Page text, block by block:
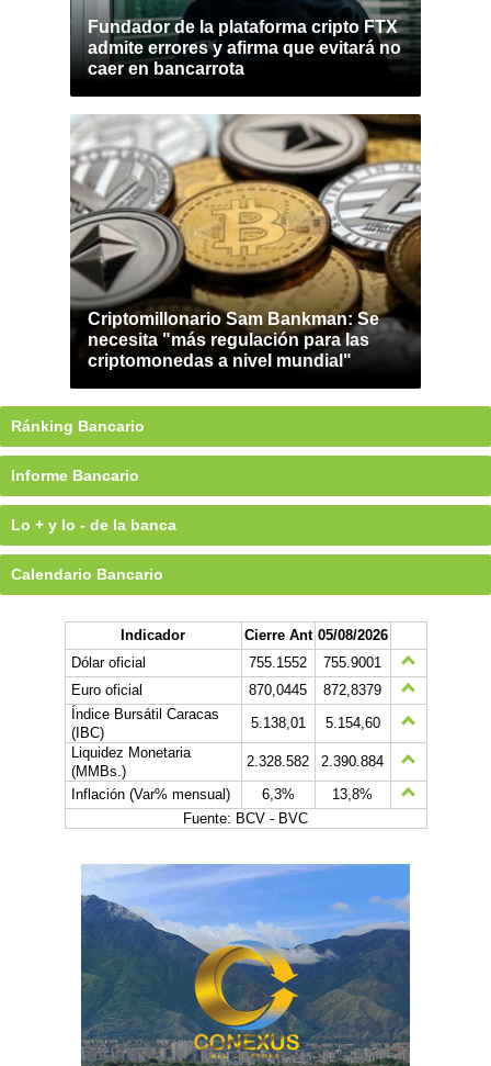
Fundador de la plataforma cripto FTX
admite errores y afirma que evitará no
caer en bancarrota
Criptomillonario Sam Bankman: Se
necesita "más regulación para las
criptomonedas a nivel mundial"
Ránking Bancario
Informe Bancario
Lo + y lo - de la banca
Calendario Bancario
Indicador Cierre Ant 05/08/2026
Dólar oficial
755.1552
755.9001
Euro oficial
870,0445
872,8379
Índice Bursátil Caracas
(IBC)
5.138,01
5.154,60
Liquidez Monetaria
(MMBs.)
2.328.582
2.390.884
Inflación (Var% mensual)
6,3%
13,8%
Fuente: BCV - BVC